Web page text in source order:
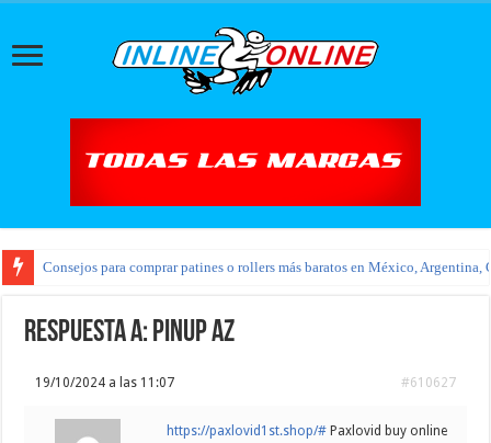
Consejos para comprar patines o rollers más baratos en México, Argentina,
Respuesta a: pinup az
19/10/2024 a las 11:07 #610627
https://paxlovid1st.shop/# Paxlovid buy online